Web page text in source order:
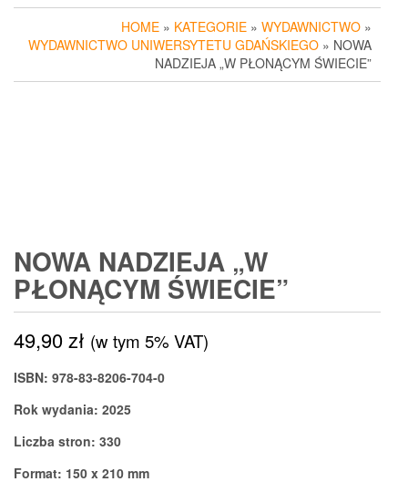
HOME » KATEGORIE » WYDAWNICTWO »
WYDAWNICTWO UNIWERSYTETU GDAŃSKIEGO » NOWA
NADZIEJA „W PŁONĄCYM ŚWIECIE”
NOWA NADZIEJA „W
PŁONĄCYM ŚWIECIE”
49,90zł (w tym 5% VAT)
ISBN: 978-83-8206-704-0
Rok wydania: 2025
Liczba stron: 330
Format: 150 x 210 mm